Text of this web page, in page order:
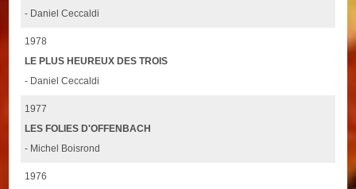
- Daniel Ceccaldi
1978
LE PLUS HEUREUX DES TROIS
- Daniel Ceccaldi
1977
LES FOLIES D'OFFENBACH
- Michel Boisrond
1976